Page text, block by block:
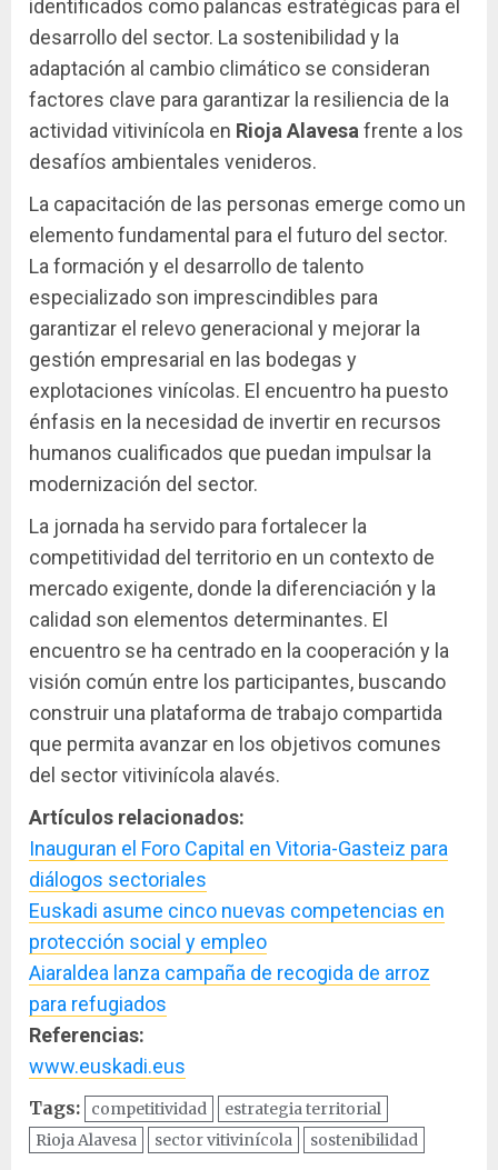
identificados como palancas estratégicas para el
desarrollo del sector. La sostenibilidad y la
adaptación al cambio climático se consideran
factores clave para garantizar la resiliencia de la
actividad vitivinícola en Rioja Alavesafrente a los
desafíos ambientales venideros.
La capacitación de las personas emerge como un
elemento fundamental para el futuro del sector.
La formación y el desarrollo de talento
especializado son imprescindibles para
garantizar el relevo generacional y mejorar la
gestión empresarial en las bodegas y
explotaciones vinícolas. El encuentro ha puesto
énfasis en la necesidad de invertir en recursos
humanos cualificados que puedan impulsar la
modernización del sector.
La jornada ha servido para fortalecer la
competitividad del territorio en un contexto de
mercado exigente, donde la diferenciación y la
calidad son elementos determinantes. El
encuentro se ha centrado en la cooperación y la
visión común entre los participantes, buscando
construir una plataforma de trabajo compartida
que permita avanzar en los objetivos comunes
del sector vitivinícola alavés.
Artículos relacionados:
Inauguran el Foro Capital en Vitoria-Gasteiz para
diálogos sectoriales
Euskadi asume cinco nuevas competencias en
protección social y empleo
Aiaraldea lanza campaña de recogida de arroz
para refugiados
Referencias:
www.euskadi.eus
Tags: competitividad
estrategia territorial
Rioja Alavesa
sector vitivinícola sostenibilidad